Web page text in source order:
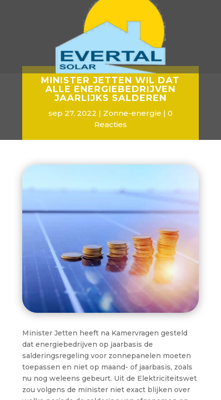
MINISTER JETTEN WIL DAT
ALLE ENERGIEBEDRIJVEN
JAARLIJKS SALDEREN
sep 27, 2022 Zonne-energie
0
Reacties
Minister Jetten heeft na Kamervragen gesteld
dat energiebedrijven op jaarbasis de
salderingsregeling voor zonnepanelen moeten
toepassen en niet op maand- of jaarbasis, zoals
nu nog weleens gebeurt. Uit de Elektriciteitswet
zou volgens de minister niet exact blijken over